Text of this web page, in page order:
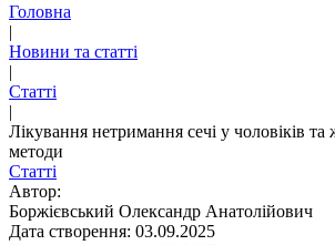
Головна
|
Новини та статті
|
Статті
|
Лікування нетримання сечі у чоловіків та
методи
Статті
Автор:
Боржієвський Олександр Анатолійович
Дата створення: 03.09.2025